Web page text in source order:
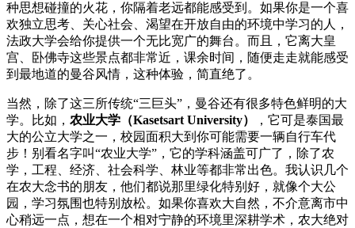
种思想碰撞的火花，你隔着老远都能感受到。如果你是一个喜
欢独立思考、关心社会、渴望在开放自由的环境中学习的人，
法政大学会给你提供一个无比宽广的舞台。而且，它离大皇
宫、卧佛寺这些景点都非常近，课余时间，随便走走就能感受
到最地道的曼谷风情，这种体验，简直绝了。
当然，除了这三所传统“三巨头”，曼谷还有很多特色鲜明的大
学。比如， 农业大学（Kasetsart University）
，它可是泰国最
大的公立大学之一，校园面积大到你可能需要一辆自行车代
步！别看名字叫“农业大学”，它的学科涵盖可广了，除了农
学，工程、经济、社会科学、林业等都非常出色。我认识几个
在农大念书的朋友，他们都说那里绿化特别好，就像个大公
园，学习氛围也特别放松。如果你喜欢大自然，不介意离市中
心稍远一点，想在一个相对宁静的环境里深耕学术，农大绝对